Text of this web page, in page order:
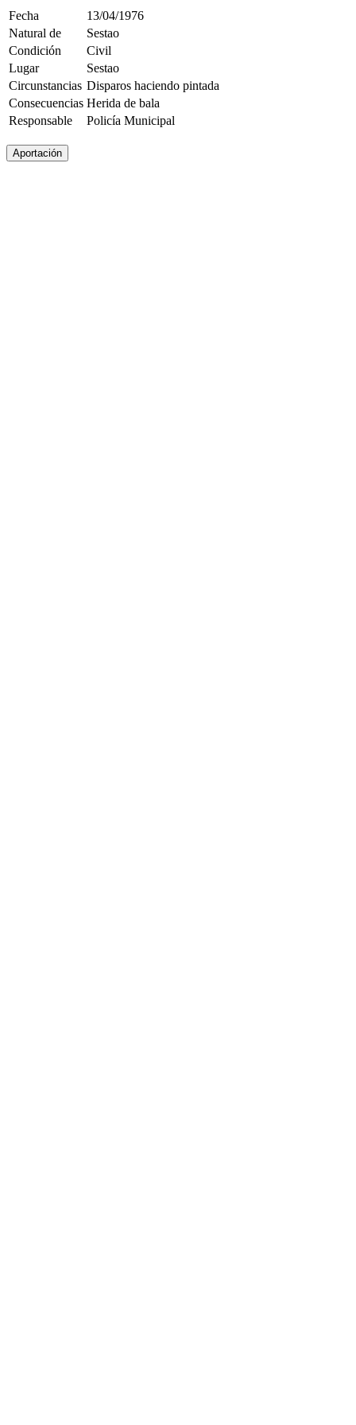
Fecha
13/04/1976
Natural de
Sestao
Condición
Civil
Lugar
Sestao
Circunstancias Disparos haciendo pintada
Consecuencias Herida de bala
Responsable
Policía Municipal